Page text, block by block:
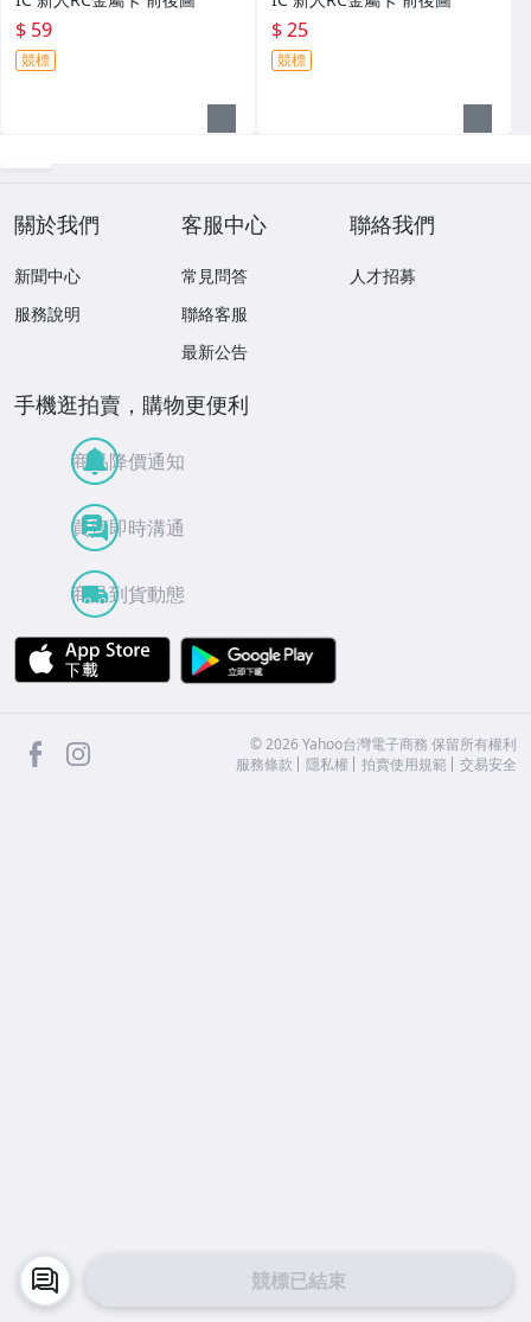
競標已結束
$ 59
競標
$ 25
競標
關於我們
新聞中心
服務說明
客服中心
常見問答
聯絡客服
最新公告
聯絡我們
人才招募
手機逛拍賣，購物更便利
商品降價通知
買賣即時溝通
商品到貨動態
APP Store
facebook ©2026 Yahoo台灣電子商務 保留所有權利
服務條款
隱私權 拍賣使用規範 交易安全